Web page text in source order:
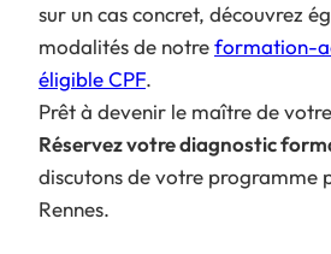
sur un cas concret, découvrez
modalités de notreformation-
éligible CPF.
Prêt à devenir le maître de
Réservez votre diagnostic
discutons de votre programme
Rennes.